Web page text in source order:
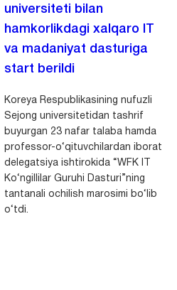
universiteti bilan
hamkorlikdagi xalqaro IT
va madaniyat dasturiga
start berildi
Koreya Respublikasining nufuzli
Sejong universitetidan tashrif
buyurgan 23 nafar talaba hamda
professor-o‘qituvchilardan iborat
delegatsiya ishtirokida “WFK IT
Ko‘ngillilar Guruhi Dasturi”ning
tantanali ochilish marosimi bo‘lib
o‘tdi.